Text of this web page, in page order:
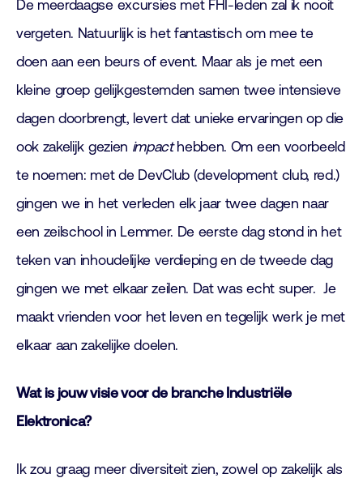
De meerdaagse excursies met FHI-leden zal ik nooit
vergeten. Natuurlijk is het fantastisch om mee te
doen aan een beurs of event. Maar als je met een
kleine groep gelijkgestemden samen twee intensieve
dagen doorbrengt, levert dat unieke ervaringen op die
ook zakelijk gezien impact hebben. Om een voorbeeld
te noemen: met de DevClub (development club, red.)
gingen we in het verleden elk jaar twee dagen naar
een zeilschool in Lemmer. De eerste dag stond in het
teken van inhoudelijke verdieping en de tweede dag
gingen we met elkaar zeilen. Dat was echt super. Je
maakt vrienden voor het leven en tegelijk werk je met
elkaar aan zakelijke doelen.
Wat is jouw visie voor de branche Industriële
Elektronica?
Ik zou graag meer diversiteit zien, zowel op zakelijk als